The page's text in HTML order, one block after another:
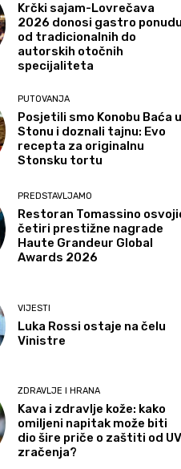
Krčki sajam-Lovrečava
2026 donosi gastro ponudu
od tradicionalnih do
autorskih otočnih
specijaliteta
PUTOVANJA
Posjetili smo Konobu Baća u
Stonu i doznali tajnu: Evo
recepta za originalnu
Stonsku tortu
PREDSTAVLJAMO
Restoran Tomassino
četiri prestižne nagrade
Haute Grandeur Global
Awards 2026
VIJESTI
Luka Rossi ostaje na čelu
Vinistre
ZDRAVLJE I HRANA
Kava i zdravlje kože: kako
omiljeni napitak može biti
dio šire priče o zaštiti od UV
zračenja?